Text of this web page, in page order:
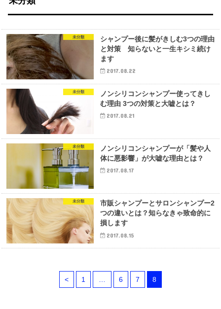
未分類
シャンプー後に髪がきしむ3つの理由
と対策 知らないと一生キシミ続け
ます
2017.08.22
未分類
ノンシリコンシャンプー使ってきし
む理由 3つの対策と大嘘とは？
2017.08.21
未分類
ノンシリコンシャンプーが「髪や人
体に悪影響」が大嘘な理由とは？
2017.08.17
未分類
市販シャンプーとサロンシャンプー2
つの違いとは？知らなきゃ致命的に
損します
2017.08.15
< 1 6 7 8